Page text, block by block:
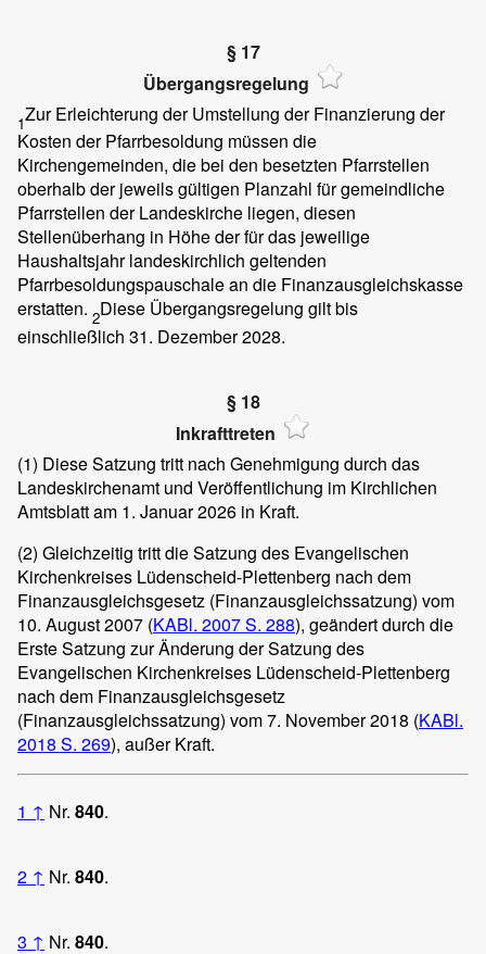
§ 17
Übergangsregelung
1Zur Erleichterung der Umstellung der Finanzierung der
Kosten der Pfarrbesoldung müssen die
Kirchengemeinden, die bei den besetzten Pfarrstellen
oberhalb der jeweils gültigen Planzahl für gemeindliche
Pfarrstellen der Landeskirche liegen, diesen
Stellenüberhang in Höhe der für das jeweilige
Haushaltsjahr landeskirchlich geltenden
Pfarrbesoldungspauschale an die Finanzausgleichskasse
erstatten. 2Diese Übergangsregelung gilt bis
einschließlich 31. Dezember 2028.
§ 18
Inkrafttreten
(1) Diese Satzung tritt nach Genehmigung durch das
Landeskirchenamt und Veröffentlichung im Kirchlichen
Amtsblatt am 1. Januar 2026 in Kraft.
(2) Gleichzeitig tritt die Satzung des Evangelischen
Kirchenkreises Lüdenscheid-Plettenberg nach dem
Finanzausgleichsgesetz (Finanzausgleichssatzung) vom
10. August 2007 (KABl. 2007 S. 288), geändert durch die
Erste Satzung zur Änderung der Satzung des
Evangelischen Kirchenkreises Lüdenscheid-Plettenberg
nach dem Finanzausgleichsgesetz
(Finanzausgleichssatzung) vom 7. November 2018 (KABl.
2018 S. 269), außer Kraft.
1 ↑ Nr. 840.
2 ↑ Nr. 840.
3 ↑ Nr. 840.